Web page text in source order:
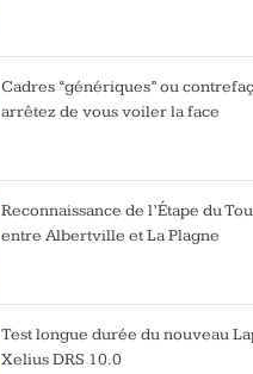
Cadres “génériques” ou
arrêtez de vous voiler la face
Reconnaissance de l’Étape du
entre Albertville et La Plagne
Test longue durée du nouveau
Xelius DRS 10.0